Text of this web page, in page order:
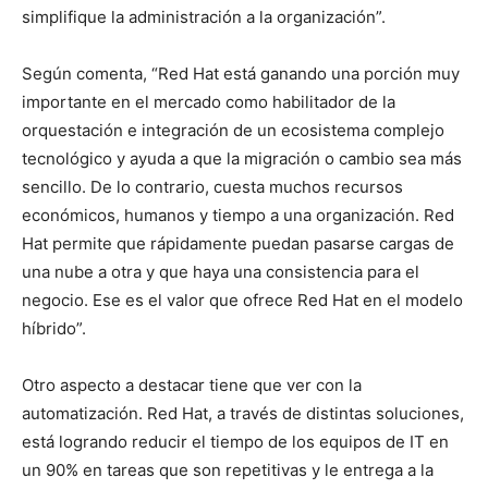
simplifique la administración a la organización”.
Según comenta, “Red Hat está ganando una porción muy
importante en el mercado como habilitador de la
orquestación e integración de un ecosistema complejo
tecnológico y ayuda a que la migración o cambio sea más
sencillo. De lo contrario, cuesta muchos recursos
económicos, humanos y tiempo a una organización. Red
Hat permite que rápidamente puedan pasarse cargas de
una nube a otra y que haya una consistencia para el
negocio. Ese es el valor que ofrece Red Hat en el modelo
híbrido”.
Otro aspecto a destacar tiene que ver con la
automatización. Red Hat, a través de distintas soluciones,
está logrando reducir el tiempo de los equipos de IT en
un 90% en tareas que son repetitivas y le entrega a la